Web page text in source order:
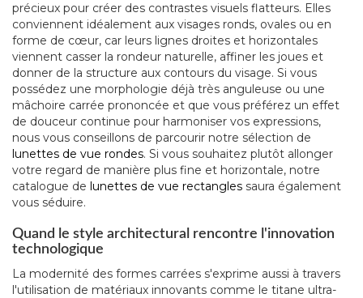
précieux pour créer des contrastes visuels flatteurs. Elles
conviennent idéalement aux visages ronds, ovales ou en
forme de cœur, car leurs lignes droites et horizontales
viennent casser la rondeur naturelle, affiner les joues et
donner de la structure aux contours du visage. Si vous
possédez une morphologie déjà très anguleuse ou une
mâchoire carrée prononcée et que vous préférez un effet
de douceur continue pour harmoniser vos expressions,
nous vous conseillons de parcourir notre sélection de
lunettes de vue rondes. Si vous souhaitez plutôt allonger
votre regard de manière plus fine et horizontale, notre
catalogue de lunettes de vue rectangles saura également
vous séduire.
Quand le style architectural rencontre l'innovation
technologique
La modernité des formes carrées s'exprime aussi à travers
l'utilisation de matériaux innovants comme le titane ultra-